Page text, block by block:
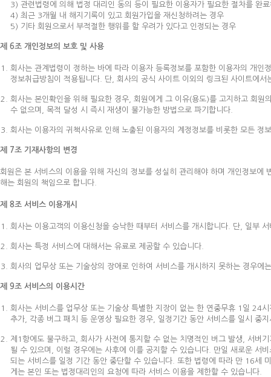
3) 관련법령에 의해 법정 대리인 동의 등이 필요한 이용자가 필요한 절차를 완
4) 최근 3개월 내 해지기록이 있고 회원가입을 재신청하려는 경우
5) 기타 회원으로서 부적절한 행위를 할 우려가 있다고 인정되는 경우
제 6조 개인정보의 보호 및 사용
회사는 관계법령이 정하는 바에 따라 이용자 등록정보를 포함한 이용자의 개
정보취급방침이 적용됩니다. 단, 회사의 공식 사이트 이외의 링크된 사이트에
회사는 본인확인을 위해 필요한 경우, 회원에게 그 이유(용도)를 고지하고 회
수 없으며, 목적 달성 시 즉시 재생이 불가능한 방법으로 파기합니다.
회사는 이용자의 귀책사유로 인해 노출된 이용자의 계정정보를 비롯한 모든 정
제 7조 기재사항의 변경
회원은 본 서비스의 이용을 위해 자신의 정보를 성실히 관리해야 하며 개인정보
해는 회원의 책임으로 합니다.
제 8조 서비스 이용개시
회사는 이용고객의 이용신청을 승낙한 때부터 서비스를 개시합니다. 단, 일부
회사는 특정 서비스에 대해서는 유료로 제공할 수 있습니다.
회사의 업무상 또는 기술상의 장애로 인하여 서비스를 개시하지 못하는 경우
제 9조 서비스의 이용시간
회사는 서비스를 업무상 또는 기술상 특별한 지장이 없는 한 연중무휴 1일 24
추가, 각종 버그 패치 등 운영상 필요한 경우, 일정기간 동안 서비스를 일시 중
제1항에도 불구하고, 회사가 사전에 통지할 수 없는 치명적인 버그 발생, 서버
될 수 있으며, 이럴 경우에는 사후에 이를 공지할 수 있습니다. 만일 새로운 서
되는 서비스를 일정 기간 동안 중단할 수 있습니다. 또한 법령에 따라 만 16세
게는 본인 또는 법정대리인의 요청에 따라 서비스 이용을 제한할 수 있습니다.